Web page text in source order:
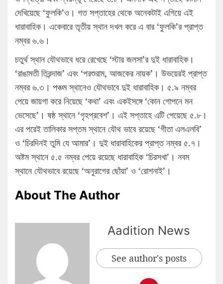
দেখিয়েছে ‘ফুলকি’ও। গত সপ্তাহের থেকে অনেকটাই এগিয়ে এই
ধারাবাহিক। একেবারে তৃতীয় স্থান দখল করে এ বার ‘ফুলকি’র প্রাপ্ত
নম্বর ৬.৬।
চতুর্থ স্থান যৌথভাবে ধরে রেখেছে ‘স্টার জলসা’র দুই ধারাবাহিক।
‘রাঙামতী তিরন্দাজ’ এবং ‘পরশুরাম, আজকের নায়ক’। উভয়েরই প্রাপ্ত
নম্বর ৬.৩। পঞ্চম স্থানেও যৌথভাবে দুই ধারাবাহিক। ৫.৯ নম্বর
পেয়ে জায়গা করে নিয়েছে ‘কথা’ এবং একইসঙ্গে ‘কোন গোপনে মন
ভেসেছে’। ষষ্ঠ স্থানে ‘গৃহপ্রবেশ’। এই সপ্তাহে এটি পেয়েছে ৫.৮।
এর পরেই তালিকার সপ্তম স্থানে যৌথ ভাবে রয়েছে ‘গীতা এলএলবি’
ও ‘চিরদিনই তুমি যে আমার’। দুই ধারাবাহিকের প্রাপ্ত নম্বর ৫.৭।
অষ্টম স্থানে ৫.৫ নম্বর পেয়ে রয়েছে ধারাবাহিক ‘চিরসখা’। নবম
স্থানে যৌথভাবে রয়েছে ‘অনুরাগের ছোঁয়া’ ও ‘রোশনাই’।
About The Author
Aadition News
See author's posts